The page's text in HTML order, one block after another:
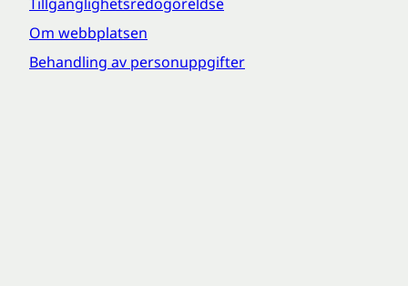
Om webbplatsen
Behandling av personuppgifter